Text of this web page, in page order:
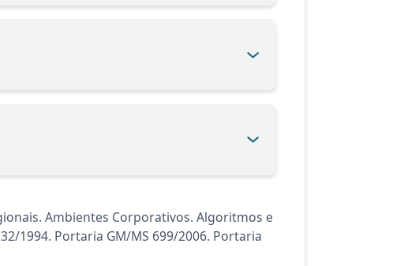
Ambientes Corporativos. Algoritmos e
1994. Portaria GM/MS 699/2006. Portaria